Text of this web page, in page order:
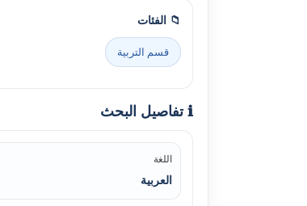
📁 الفئات
قسم التربية
ℹ️ تفاصيل البحث
اللغة
العربية